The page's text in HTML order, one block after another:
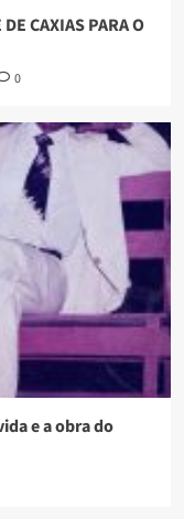
CAXIAS PARA O
0
e a obra do